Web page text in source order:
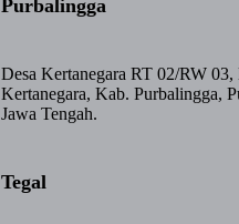
Purbalingga
Desa Kertanegara RT 02/RW 03,
Kertanegara, Kab. Purbalingga,
Jawa Tengah.
Tegal